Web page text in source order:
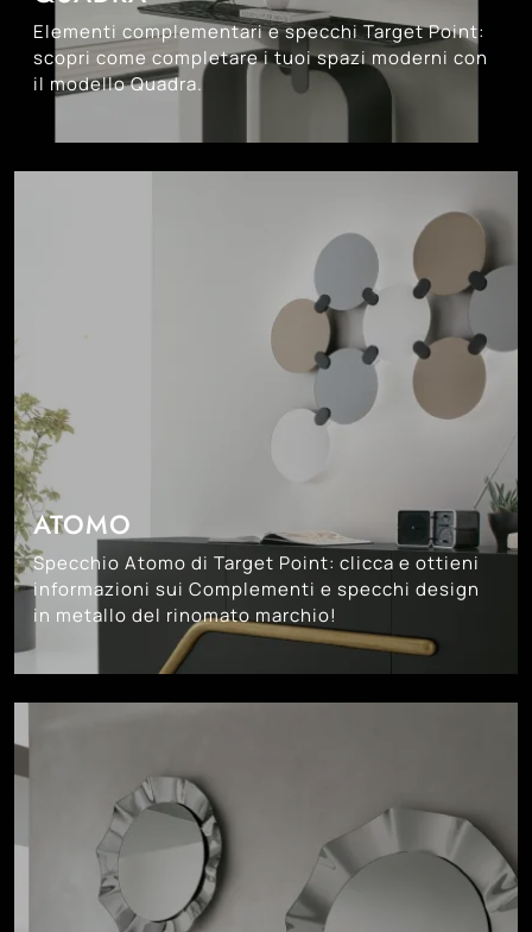
Elementi complementari e specchi Target Point:
scopri come completare i tuoi spazi moderni con
il modello Quadra.
ATOMO
Specchio Atomo di Target Point: clicca e ottieni
informazioni sui Complementi e specchi design
in metallo del rinomato marchio!